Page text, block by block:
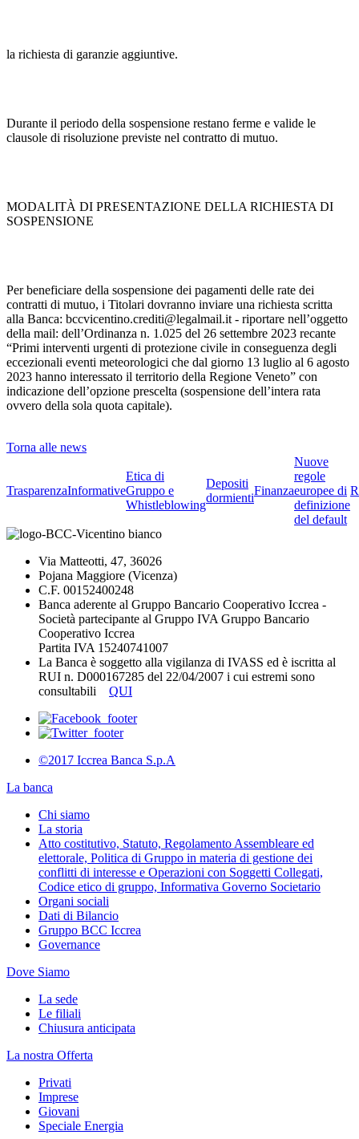
la richiesta di garanzie aggiuntive.
Durante il periodo della sospensione restano ferme e valide le
clausole di risoluzione previste nel contratto di mutuo.
MODALITÀ DI PRESENTAZIONE DELLA RICHIESTA DI
SOSPENSIONE
Per beneficiare della sospensione dei pagamenti delle rate dei
contratti di mutuo, i Titolari dovranno inviare una richiesta scritta
alla Banca: bccvicentino.crediti@legalmail.it - riportare nell’oggetto
della mail: dell’Ordinanza n. 1.025 del 26 settembre 2023 recante
“Primi interventi urgenti di protezione civile in conseguenza degli
eccezionali eventi meteorologici che dal giorno 13 luglio al 6 agosto
2023 hanno interessato il territorio della Regione Veneto” con
indicazione dell’opzione prescelta (sospensione dell’intera rata
ovvero della sola quota capitale).
Torna alle news
TrasparenzaInformative
Etica di
Gruppo e
Whistleblowing
Depositi
dormienti
Finanza
Nuove
regole
europee di
definizione
del default
Via Matteotti, 47, 36026
Pojana Maggiore (Vicenza)
C.F. 00152400248
Banca aderente al Gruppo Bancario Cooperativo Iccrea -
Società partecipante al Gruppo IVA Gruppo Bancario
Cooperativo Iccrea
Partita IVA 15240741007
La Banca è soggetto alla vigilanza di IVASS ed è iscritta al
RUI n. D000167285 del 22/04/2007 i cui estremi sono
consultabili QUI
©2017 Iccrea Banca S.p.A
La banca
Chi siamo
La storia
Atto costitutivo, Statuto, Regolamento Assembleare ed
elettorale, Politica di Gruppo in materia di gestione dei
conflitti di interesse e Operazioni con Soggetti Collegati,
Codice etico di gruppo, Informativa Governo Societario
Organi sociali
Dati di Bilancio
Gruppo BCC Iccrea
Governance
Dove Siamo
La sede
Le filiali
Chiusura anticipata
La nostra Offerta
Privati
Imprese
Giovani
Speciale Energia